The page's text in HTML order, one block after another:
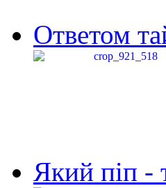
Ответом
Який піп -